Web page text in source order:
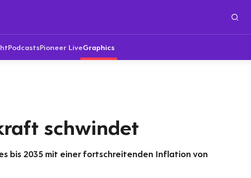
PodcastsPioneer LiveGraphics
schwindet
bis 2035 mit einer fortschreitenden Inflation von